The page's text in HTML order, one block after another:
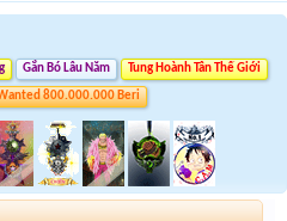
Gắn Bó Lâu Năm Tung Hoành Tân Thế Giới
800.000.000 Beri